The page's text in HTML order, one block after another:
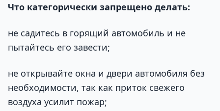
Что категорически запрещено делать:
не садитесь в горящий автомобиль и не
пытайтесь его завести;
не открывайте окна и двери автомобиля без
необходимости, так как приток свежего
воздуха усилит пожар;